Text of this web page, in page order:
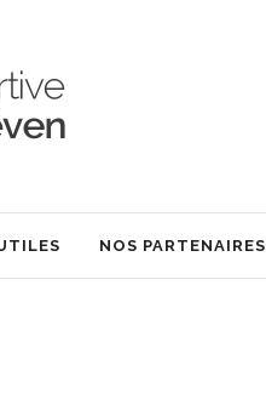
NOS PARTENAIRES